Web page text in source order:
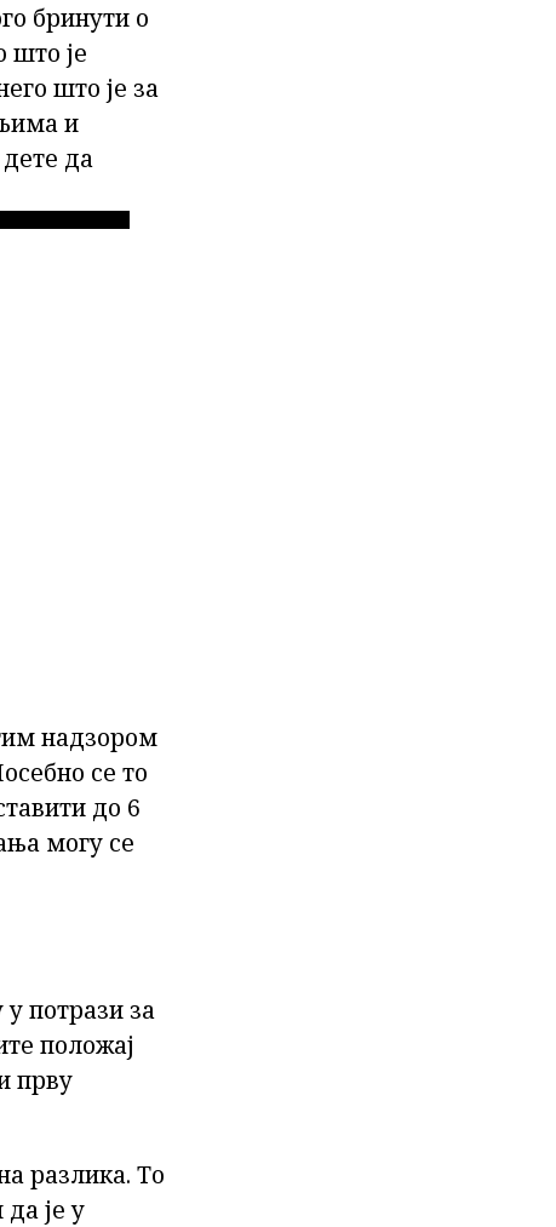
бринути о
што је
што је за
и
да
надзором
се то
до 6
могу се
потрази за
положај
прву
разлика. То
је у